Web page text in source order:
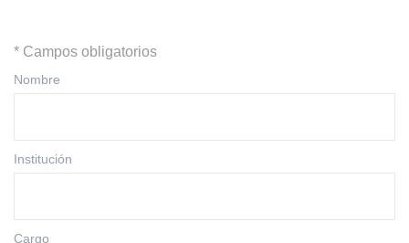
* Campos obligatorios
Nombre
Institución
Cargo